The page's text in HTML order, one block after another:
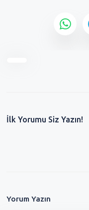
İlk Yorumu Siz Yazın!
Yorum Yazın